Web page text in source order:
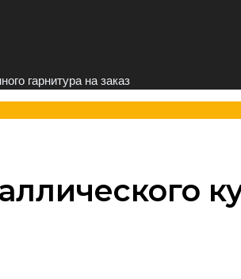
гарнитура на заказ